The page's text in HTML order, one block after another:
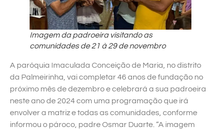
Imagem da padroeira visitando as
comunidades de 21 à 29 de novembro
A paróquia Imaculada Conceição de Maria, no distrito
da Palmeirinha, vai completar 46 anos de fundação no
próximo mês de dezembro e celebrará a sua padroeira
neste ano de 2024 com uma programação que irá
envolver a matriz e todas as comunidades, conforme
informou o pároco, padre Osmar Duarte. “A imagem